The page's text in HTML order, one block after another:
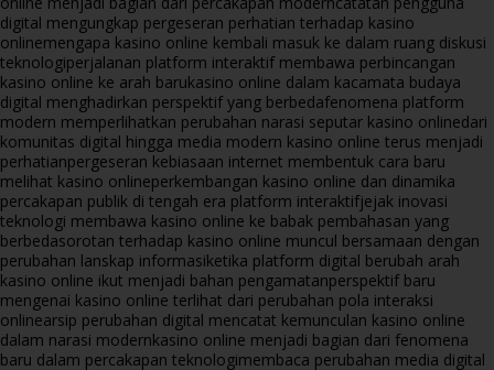
digital mengungkap pergeseran perhatian terhadap kasino
onlinemengapa kasino online kembali masuk ke dalam ruang diskusi
teknologiperjalanan platform interaktif membawa perbincangan
kasino online ke arah barukasino online dalam kacamata budaya
digital menghadirkan perspektif yang berbedafenomena platform
modern memperlihatkan perubahan narasi seputar kasino onlinedari
komunitas digital hingga media modern kasino online terus menjadi
perhatianpergeseran kebiasaan internet membentuk cara baru
melihat kasino onlineperkembangan kasino online dan dinamika
percakapan publik di tengah era platform interaktifjejak inovasi
teknologi membawa kasino online ke babak pembahasan yang
berbedasorotan terhadap kasino online muncul bersamaan dengan
perubahan lanskap informasiketika platform digital berubah arah
kasino online ikut menjadi bahan pengamatanperspektif baru
mengenai kasino online terlihat dari perubahan pola interaksi
onlinearsip perubahan digital mencatat kemunculan kasino online
dalam narasi modernkasino online menjadi bagian dari fenomena
baru dalam percakapan teknologimembaca perubahan media digital